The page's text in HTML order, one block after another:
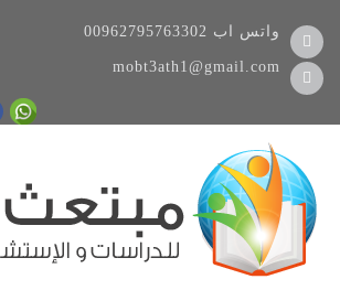
00962795763302 واتس اب
mobt3ath1@gmail.com